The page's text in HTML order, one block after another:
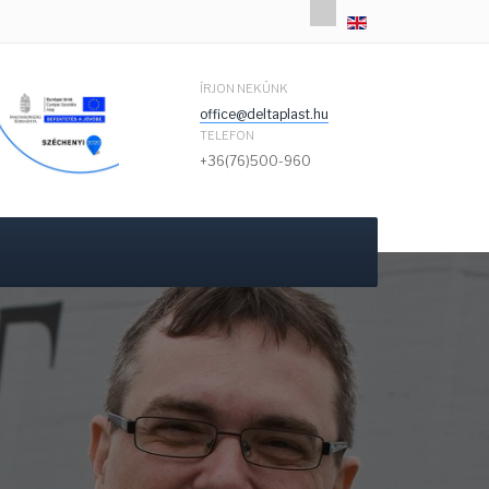
Válasszon nyelvet
ÍRJON NEKÜNK
office@deltaplast.hu
TELEFON
+36(76)500-960